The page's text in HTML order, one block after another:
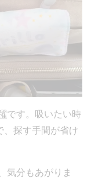
です。吸いたい時
、探す手間が省け
気分もあがりま